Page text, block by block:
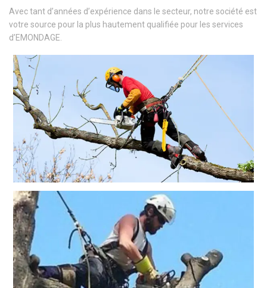
Avec tant d’années d’expérience dans le secteur, notre société est
votre source pour la plus hautement qualifiée pour les services
d’EMONDAGE.